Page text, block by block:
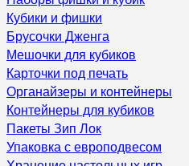
Кубики и фишки
Брусочки Дженга
Мешочки для кубиков
Карточки под печать
Органайзеры и контейнеры
Контейнеры для кубиков
Пакеты Зип Лок
Упаковка с европодвесом